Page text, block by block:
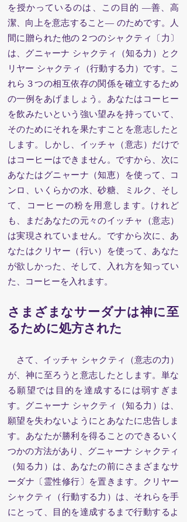
を授かっているのは、この目的 —善、高
潔、向上を意志すること— のためです。人
間に贈られた他の２つのシャクティ〔力〕
は、グニャーナ シャクティ（知る力）とク
リヤー シャクティ（行動する力）です。こ
れら３つの相互依存の関係を確立するため
の一例をあげましょう。あなたはコーヒー
を飲みたいという強い望みを持っていて、
そのためにそれを果たすことを意志したと
します。しかし、イッチャ（意志）だけで
はコーヒーはできません。ですから、次に
あなたはグニャーナ（知恵）を使って、コ
ンロ、いくらかの水、砂糖、ミルク、そし
て、コーヒーの粉を用意します。けれど
も、まだあなたの元々のイッチャ（意志）
は実現されていません。ですから次に、あ
なたはクリヤー（行い）を使って、あなた
が欲しかった、そして、入れ方を知ってい
た、コーヒーを入れます。
さまざまなサーダナは神に至
るために処方された
さて、イッチャ シャクティ（意志の力）
が、神に至ろうと意志したとします。単な
る願望では目的を達成するには弱すぎま
す。グニャーナ シャクティ（知る力）は、
願望を失わないようにとあなたに忠告しま
す。あなたが勝利を得ることのできるいく
つかの方法があり、グニャーナ シャクティ
（知る力）は、あなたの前にさまざまなサ
ーダナ〔霊性修行〕を置きます。クリヤー
シャクティ（行動する力）は、それらを手
にとって、目的を達成するまで行動するよ